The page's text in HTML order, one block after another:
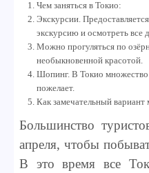
Чем заняться в Токио:
Экскурсии.
экскурсию и осмотреть все
Можно прогуляться по
необыкновенной красотой.
Шопинг. В Токио множество
пожелает.
Как замечательный
Большинство
апреля, чтобы
В это время все